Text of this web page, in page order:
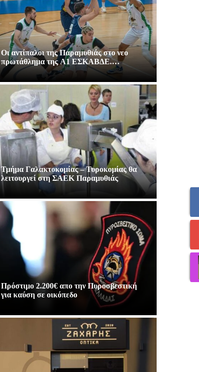
Οι αντίπαλοι της Παραμυθιάς στο νεο
πρωτάθλημα της A1 ΕΣΚΑΒΔΕ.…
Τμήμα Γαλακτοκομίας – Τυροκομίας θα
λειτουργεί στη ΣΑΕΚ Παραμυθιάς
Πρόστιμο 2.200€ απο την Πυροσβεστική
για καύση σε οικόπεδο